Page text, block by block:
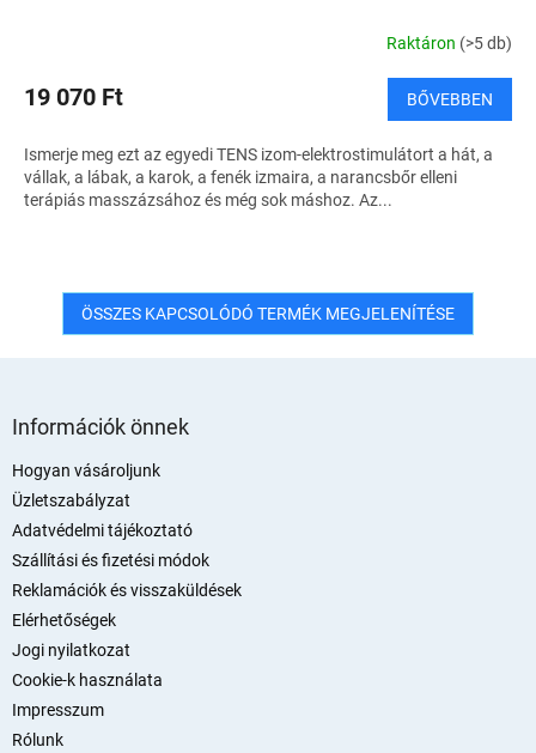
Raktáron (>5 db)
19 070 Ft BŐVEBBEN
Ismerje meg ezt az egyedi TENS izom-elektrostimulátort a hát, a
vállak, a lábak, a karok, a fenék izmaira, a narancsbőr elleni
terápiás masszázsához és még sok máshoz. Az...
ÖSSZES KAPCSOLÓDÓ TERMÉK MEGJELENÍTÉSE
Információk önnek
Hogyan vásároljunk
Üzletszabályzat
Adatvédelmi tájékoztató
Szállítási és fizetési módok
Reklamációk és visszaküldések
Elérhetőségek
Jogi nyilatkozat
Cookie-k használata
Impresszum
Rólunk